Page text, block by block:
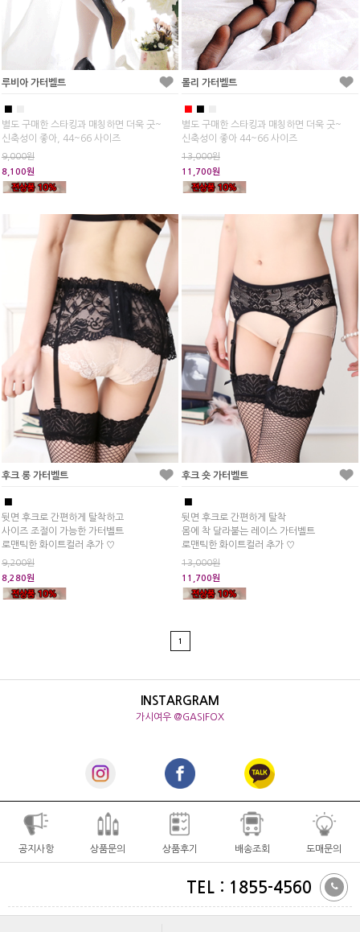
루비아 가터벨트
■
별도 구매한 스타킹과 매칭하면 더욱 굿~
신축성이 좋아, 44~66 사이즈
9,000원
8,100원
롤리 가터벨트
■ ■
별도 구매한 스타킹과 매칭하면 더욱 굿~
신축성이 좋아 44~66 사이즈
13,000원
11,700원
후크 롱 가터벨트
■
뒷면 후크로 간편하게 탈착하고
사이즈 조절이 가능한 가터벨트
로맨틱한 화이트컬러 추가 ♡
9,200원
8,280원
후크 숏 가터벨트
■
뒷면 후크로 간편하게 탈착
몸에 착 달라붙는 레이스 가터벨트
로맨틱한 화이트컬러 추가 ♡
13,000원
11,700원
1
INSTARGRAM
가시여우 @GASIFOX
공지사항 상품문의 상품후기 배송조회 도매문의
TEL : 1855-4560